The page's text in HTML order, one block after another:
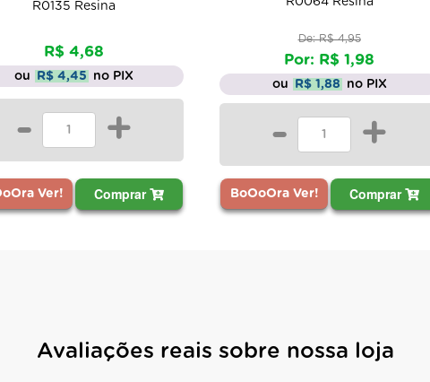
no PIX
+
Comprar
ou R$ 1,88 no PIX
+
BoOoOra Ver! Comprar
Avaliações reais sobre nossa loja